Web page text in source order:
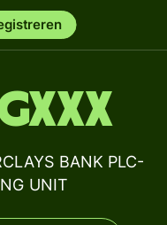
BANK PLC-
UNIT